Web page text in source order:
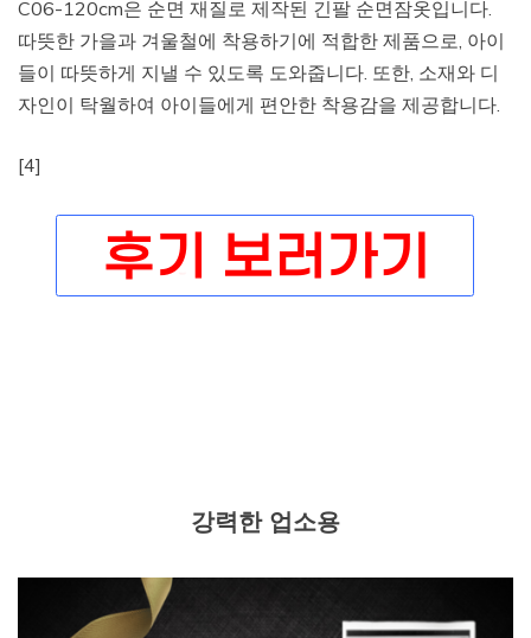
C06-120cm은 순면 재질로 제작된 긴팔 순면잠옷입니다.
따뜻한 가을과 겨울철에 착용하기에 적합한 제품으로, 아이
들이 따뜻하게 지낼 수 있도록 도와줍니다. 또한, 소재와 디
자인이 탁월하여 아이들에게 편안한 착용감을 제공합니다.
[4]
강력한 업소용